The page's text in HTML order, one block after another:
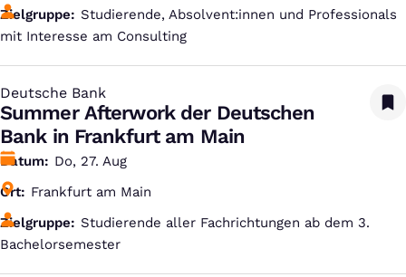
Zielgruppe
Studierende, Absolvent:innen und Professionals
mit Interesse am Consulting
Deutsche Bank
:
Summer Afterwork der Deutschen
Bank in Frankfurt am Main
Datum
Do, 27. Aug
Ort
Frankfurt am Main
Zielgruppe
Studierende aller Fachrichtungen ab dem 3.
Bachelorsemester